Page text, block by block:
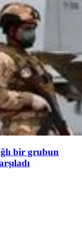
bir grubun